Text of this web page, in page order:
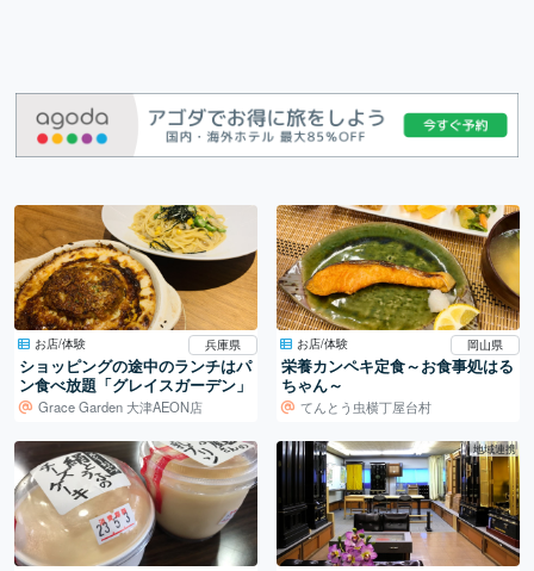
お店/体験 兵庫県
ショッピングの途中のランチはパ
ン食べ放題「グレイスガーデン」
Grace Garden 大津AEON店
お店/体験 岡山県
栄養カンペキ定食～お食事処はる
ちゃん～
てんとう虫横丁屋台村
地域連携